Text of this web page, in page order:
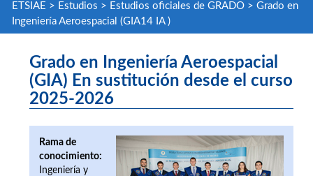
ETSIAE > Estudios > Estudios oficiales de GRADO> Grado en
Ingeniería Aeroespacial (GIA14 IA )
Grado en Ingeniería Aeroespacial
(GIA) En sustitución desde el curso
2025-2026
Rama de
conocimiento:
Ingeniería y